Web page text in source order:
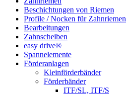
Beschichtungen von Riemen
Profile / Nocken für Zahnriemen
Bearbeitungen
Zahnscheiben
easy drive®
Spannelemente
Förderanlagen
Kleinförderbänder
Förderbänder
ITF/SL, ITF/S